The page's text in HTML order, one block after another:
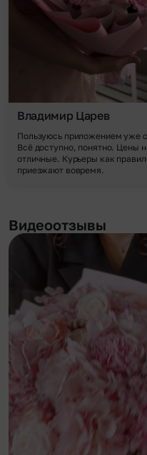
Владимир Царев
Пользуюсь приложением уже
Всё доступно, понятно. Цены
отличные. Курьеры как
приезжают вовремя.
Видеоотзывы